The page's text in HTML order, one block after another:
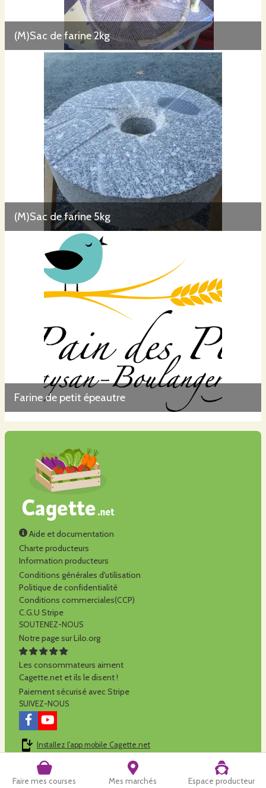
Faire mes courses Mes marchés Espace producteur
(M)Sac de farine 2kg
(M)Sac de farine 5kg
Farine de petit épeautre
Aide et documentation
Charte producteurs
Information producteurs
Conditions générales d'utilisation
Politique de confidentialité
Conditions commerciales(CCP)
C.G.U Stripe
SOUTENEZ-NOUS
Notre page sur Lilo.org
Les consommateurs aiment
Cagette.net et ils le disent !
Paiement sécurisé avec Stripe
SUIVEZ-NOUS
Installez l'app mobile Cagette.net
Cagette.net est réalisé par la SCOP Alilo